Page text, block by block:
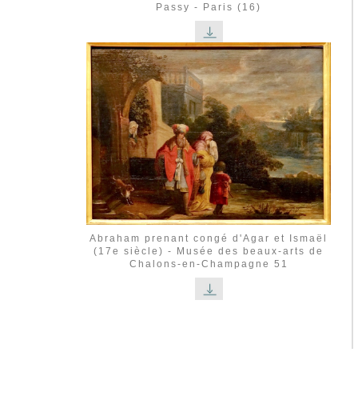
Passy - Paris (16)
Abraham prenant congé d'Agar et Ismaël
(17e siècle) - Musée des beaux-arts de
Chalons-en-Champagne 51